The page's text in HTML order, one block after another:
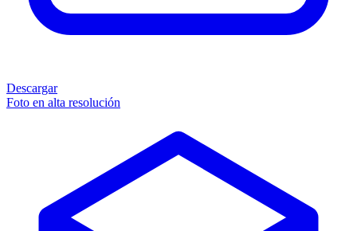
Descargar
Foto en alta resolución